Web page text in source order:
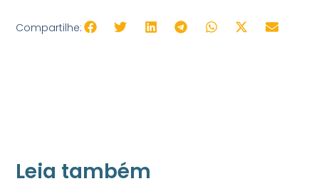
Compartilhe:
Leia também